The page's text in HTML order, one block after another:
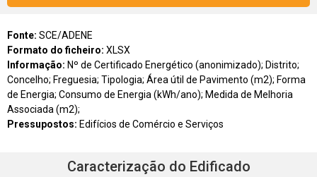
Fonte: SCE/ADENE
Formato do ficheiro: XLSX
Informação: Nº de Certificado Energético (anonimizado); Distrito;
Concelho; Freguesia; Tipologia; Área útil de Pavimento (m2); Forma
de Energia; Consumo de Energia (kWh/ano); Medida de Melhoria
Associada (m2);
Pressupostos: Edifícios de Comércio e Serviços
Caracterização do Edificado